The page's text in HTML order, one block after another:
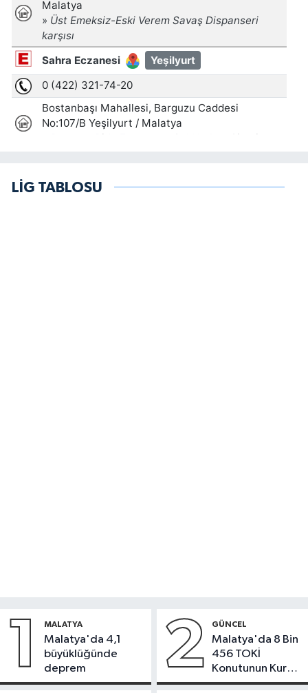
LİG TABLOSU
1 MALATYA
Malatya'da 4,1
büyüklüğünde
deprem
2 GÜNCEL
Malatya'da 8 Bin
456 TOKİ
Konutunun Kurası
Bugün Çekiliyor